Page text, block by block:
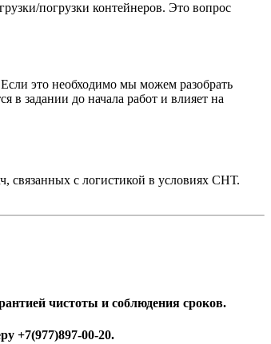
погрузки контейнеров. Это вопрос
это необходимо мы можем разобрать
в задании до начала работ и влияет на
связанных с логистикой в условиях СНТ.
чистоты и соблюдения сроков.
+7(977)897-00-20.